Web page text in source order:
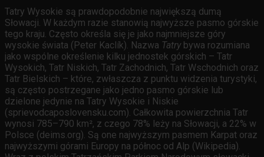
Tatry Wysokie są prawdopodobnie największą dumą
Słowacji. W każdym razie stanowią najwyższe pasmo górskie
tego kraju. Często określa się je jako najmniejsze góry
wysokie świata (Peter Kaclík). Nazwa Tatrybywa rozumiana
jako wspólne określenie kilku jednostek górskich – Tatr
Wysokich, Tatr Niskich, Tatr Zachodnich, Tatr Wschodnich oraz
Tatr Bielskich – które, zwłaszcza z punktu widzenia turystyki,
są często postrzegane jako jedno pasmo górskie lub
dzielone jedynie na Tatry Wysokie i Niskie
(sprievodcaposlovensku.com). Całkowita powierzchnia Tatr
wynosi 785–790 km², z czego 78% leży na Słowacji, a 22% w
Polsce (deims.org). Są one najwyższym pasmem Karpat oraz
najwyższymi górami Europy na północ od Alp (Wikipedia).